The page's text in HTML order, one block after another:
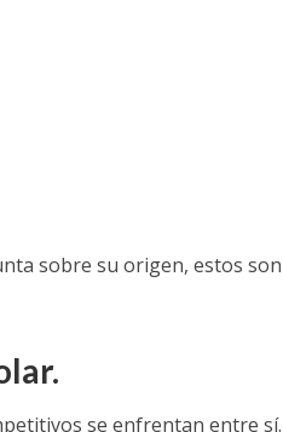
sobre su origen, estos son
se enfrentan entre sí.